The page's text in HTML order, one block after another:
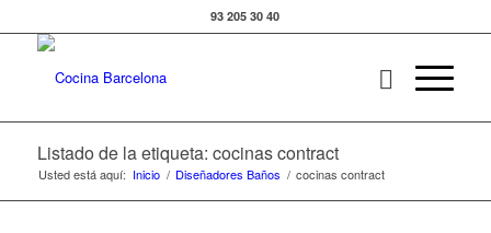
93 205 30 40
Listado de la etiqueta: cocinas contract
Usted está aquí: Inicio / Diseñadores Baños / cocinas contract